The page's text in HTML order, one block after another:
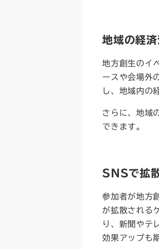
地域の経
地方創生のイ
ースや会場外
し、地域内の
さらに、地域
できます。
SNSで拡
参加者が地方
が拡散される
り、新聞やテ
効果アップも